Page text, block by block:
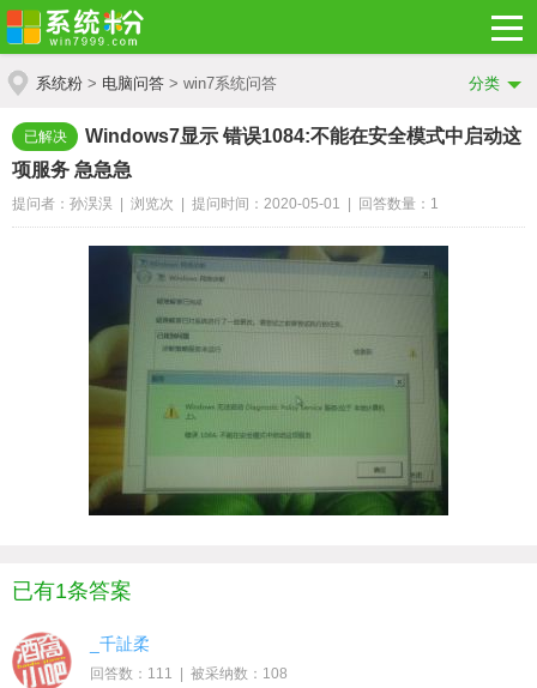
系统粉 > 电脑问答 > win7系统问答 分类
已解决
Windows7显示 错误1084:不能在安全模式中启动这
项服务 急急急
提问者：孙淏淏 | 浏览次 | 提问时间：2020-05-01 | 回答数量：1
已有1条答案
_千訨柔
回答数：111 | 被采纳数：108